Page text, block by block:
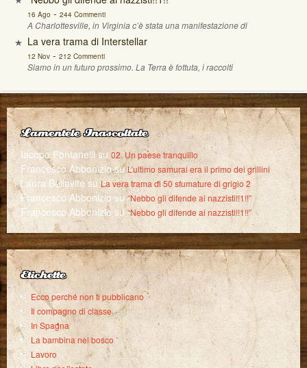
16 Ago - 244 Commenti
A Charlottesville, in Virginia c’è stata una manifestazione di
La vera trama di Interstellar
12 Nov- 212 Commenti
Siamo in un futuro prossimo. La Terra è fottuta, i raccolti
Lamentele Inascoltate
Iacopo Fontanellisu02. Un paese tranquillo
Francesco AbboniziosuL’ultimo samurai era il primo dei grillini
Laura Bellavite su La vera trama di 50 sfumature di grigio 2
Francesco Abbonizio su“Nebbo gli difende ai nazzisti!!1!!”
Francesco Abbonizio su“Nebbo gli difende ai nazzisti!!1!!”
Etichette
Ecco perché non ti pubblicano
Il compagno di classe
In Spagna
La bambina nel bosco
Lavoro